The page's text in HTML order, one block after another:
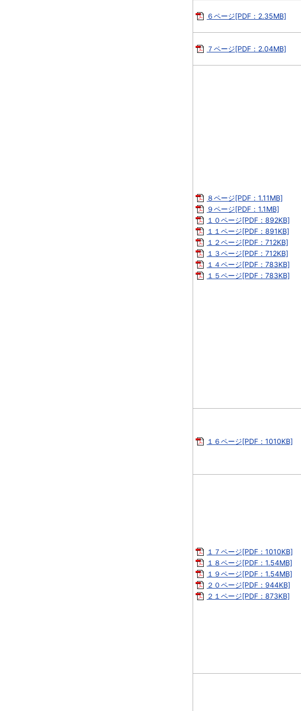
６ページ[PDF：2.35MB]
７ページ[PDF：2.04MB]
８ページ[PDF：1.11MB]
９ページ[PDF：1.1MB]
１０ページ[PDF：892KB]
１１ページ[PDF：891KB]
１２ページ[PDF：712KB]
１３ページ[PDF：712KB]
１４ページ[PDF：783KB]
１５ページ[PDF：783KB]
１６ページ[PDF：1010KB]
１７ページ[PDF：1010KB]
１８ページ[PDF：1.54MB]
１９ページ[PDF：1.54MB]
２０ページ[PDF：944KB]
２１ページ[PDF：873KB]